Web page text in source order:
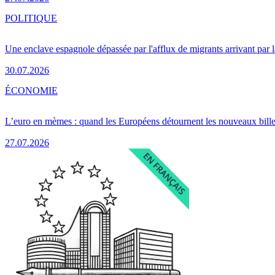
Une enclave espagnole dépassée par l'afflux de migrants arrivant par
30.07.2026
POLITIQUE
L’euro en mèmes : quand les Européens détournent les nouveaux
27.07.2026
ÉCONOMIE